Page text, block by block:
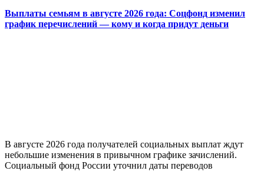
Выплаты семьям в августе 2026 года: Соцфонд изменил
график перечислений — кому и когда придут деньги
В августе 2026 года получателей социальных выплат ждут
небольшие изменения в привычном графике зачислений.
Социальный фонд России уточнил даты переводов